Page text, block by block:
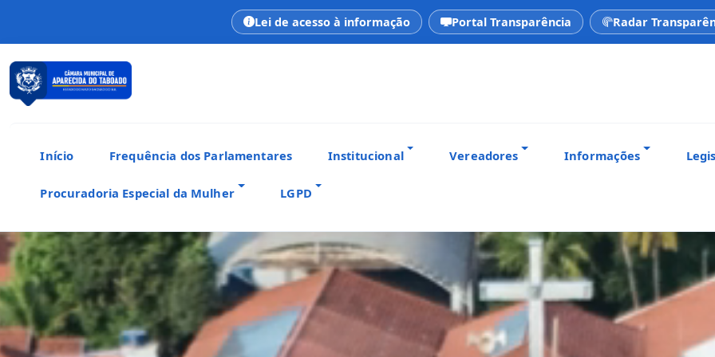
Lei de acesso à informação Portal Transparência Radar
Início Frequência dos Parlamentares Institucional Vereadores Informações
Procuradoria Especial da Mulher LGPD
CÂMARA MUNICIPAL
Aparecida do Taboado